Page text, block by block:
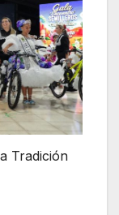
Tradición